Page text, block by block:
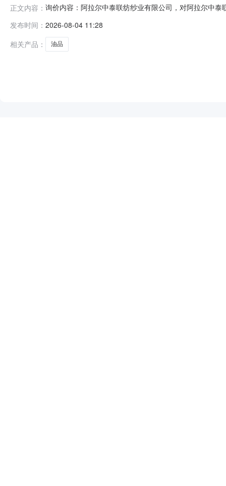
正文内容： 询价内容：阿拉尔中泰联纺纱业有限公司，对阿拉尔中
查看
发布时间： 2026-08-04 11:28
相关产品：
油品